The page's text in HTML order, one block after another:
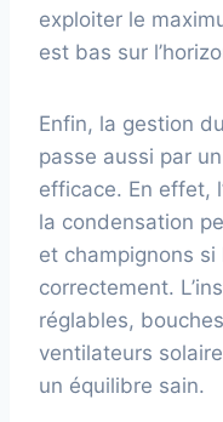
exploiter le
est bas sur
Enfin, la gestion
passe aussi par
efficace. En effet,
la condensation
et champignons si
correctement.
réglables,
ventilateurs
un équilibre sain.